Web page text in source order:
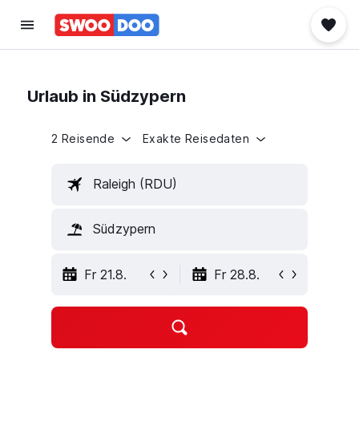
Urlaub in Südzypern
2 Reisende Exakte Reisedaten
Raleigh (RDU)
Südzypern
Fr 21.8. Fr 28.8.